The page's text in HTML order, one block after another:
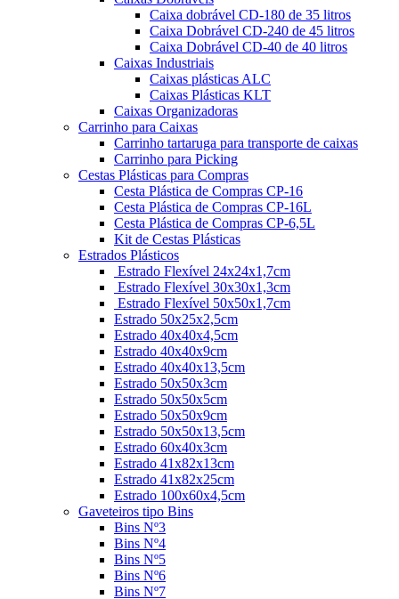
Caixa dobrável CD-180 de 35 litros
Caixa Dobrável CD-240 de 45 litros
Caixa Dobrável CD-40 de 40 litros
Caixas Industriais
Caixas plásticas ALC
Caixas Plásticas KLT
Caixas Organizadoras
Carrinho para Caixas
Carrinho tartaruga para transporte de caixas
Carrinho para Picking
Cestas Plásticas para Compras
Cesta Plástica de Compras CP-16
Cesta Plástica de Compras CP-16L
Cesta Plástica de Compras CP-6,5L
Kit de Cestas Plásticas
Estrados Plásticos
Estrado Flexível 24x24x1,7cm
Estrado Flexível 30x30x1,3cm
Estrado Flexível 50x50x1,7cm
Estrado 50x25x2,5cm
Estrado 40x40x4,5cm
Estrado 40x40x9cm
Estrado 40x40x13,5cm
Estrado 50x50x3cm
Estrado 50x50x5cm
Estrado 50x50x9cm
Estrado 50x50x13,5cm
Estrado 60x40x3cm
Estrado 41x82x13cm
Estrado 41x82x25cm
Estrado 100x60x4,5cm
Gaveteiros tipo Bins
Bins Nº3
Bins Nº4
Bins Nº5
Bins Nº6
Bins Nº7